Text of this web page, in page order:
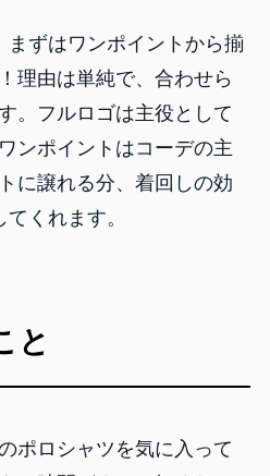
まずはワンポイントから揃
理由は単純で、合わせら
。フルロゴは主役として
ンポイントはコーデの主
に譲れる分、着回しの効
くれます。
と
ポロシャツを気に入って